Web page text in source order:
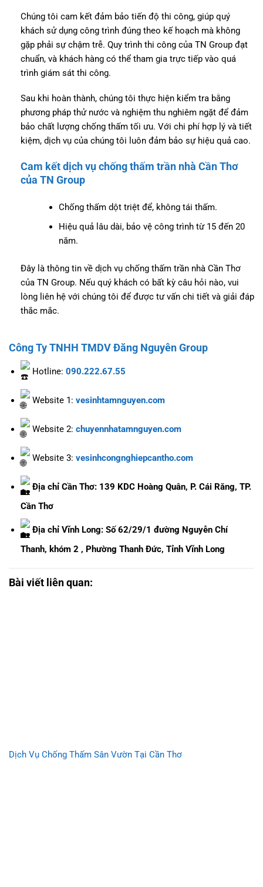
Chúng tôi cam kết đảm bảo tiến độ thi công, giúp quý
khách sử dụng công trình đúng theo kế hoạch mà không
gặp phải sự chậm trễ. Quy trình thi công của TN Group đạt
chuẩn, và khách hàng có thể tham gia trực tiếp vào quá
trình giám sát thi công.
Sau khi hoàn thành, chúng tôi thực hiện kiểm tra bằng
phương pháp thử nước và nghiệm thu nghiêm ngặt để đảm
bảo chất lượng chống thấm tối ưu. Với chi phí hợp lý và tiết
kiệm, dịch vụ của chúng tôi luôn đảm bảo sự hiệu quả cao.
Cam kết dịch vụ chống thấm trần nhà Cần Thơ
của TN Group
Chống thấm dột triệt để, không tái thấm.
Hiệu quả lâu dài, bảo vệ công trình từ 15 đến 20
năm.
Đây là thông tin về dịch vụ chống thấm trần nhà Cần Thơ
của TN Group. Nếu quý khách có bất kỳ câu hỏi nào, vui
lòng liên hệ với chúng tôi để được tư vấn chi tiết và giải đáp
thắc mắc.
Công Ty TNHH TMDV Đăng Nguyên Group
Hotline: 090.222.67.55
Website 1: vesinhtamnguyen.com
Website 2: chuyennhatamnguyen.com
Website 3: vesinhcongnghiepcantho.com
Địa chỉ Cần Thơ: 139 KDC Hoàng Quân, P. Cái Răng, TP.
Cần Thơ
Địa chỉ Vĩnh Long: Số 62/29/1 đường Nguyễn Chí
Thanh, khóm 2 , Phường Thanh Đức, Tỉnh Vĩnh Long
Bài viết liên quan:
Dịch Vụ Chống Thấm Sân Vườn Tại Cần Thơ